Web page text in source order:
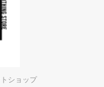
ショップ